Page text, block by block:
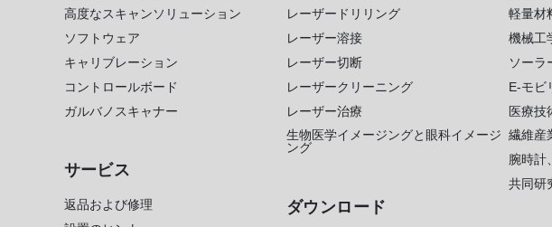
高度なスキャンソリューション
ソフトウェア
キャリブレーション
コントロールボード
ガルバノスキャナー
サービス
返品および修理
レーザードリリング
レーザー溶接
レーザー切断
レーザークリーニング
レーザー治療
生物医学イメージングと眼科イメージ
ング
ダウンロード
軽量材
機械工
ソーラ
E-モビ
医療技
繊維産
腕時計
共同研